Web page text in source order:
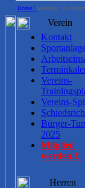
Home | Samstag, 08.
Verein
Kontakt
Vereins-
Vereins-
Bürger-
2025
Mitglied
werden!!!
Herren